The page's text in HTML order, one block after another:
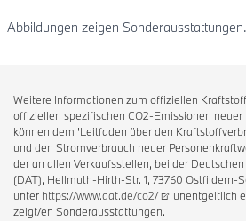
Abbildungen zeigen Sonderausstattungen.
Weitere Informationen zum offiziellen
offiziellen spezifischen CO2-Emissionen neuer
können dem 'Leitfaden über den
und den Stromverbrauch neuer
der an allen Verkaufsstellen, bei der
(DAT), Hellmuth-Hirth-Str. 1, 73760 Ostfildern-
unter https://www.dat.de/co2/
unentgeltlich
zeigt/en Sonderausstattungen.